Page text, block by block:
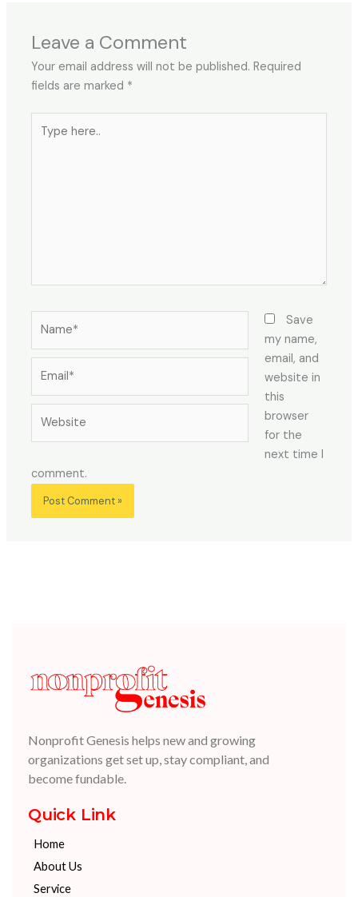
Leave a Comment
Your email address will not be published. Required
fields are marked *
here..
Save
my name,
email, and
website in
this
browser
for the
next time I
comment.
Nonprofit Genesis helps new and growing
organizations get set up, stay compliant, and
become fundable.
Quick Link
Home
About Us
Service